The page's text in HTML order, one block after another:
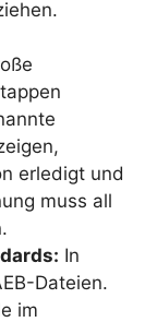
erledigt und
muss all
In
Dateien.
im